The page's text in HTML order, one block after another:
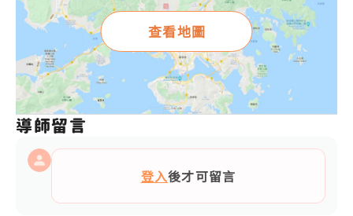
查看地圖
導師留言
登入後才可留言